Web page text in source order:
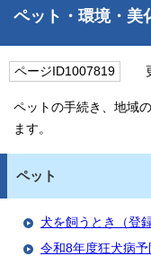
ペット・環境・美
ページID1007819
ペットの手続き、地域
ます。
ペット
犬を飼うとき（登
令和8年度狂犬病